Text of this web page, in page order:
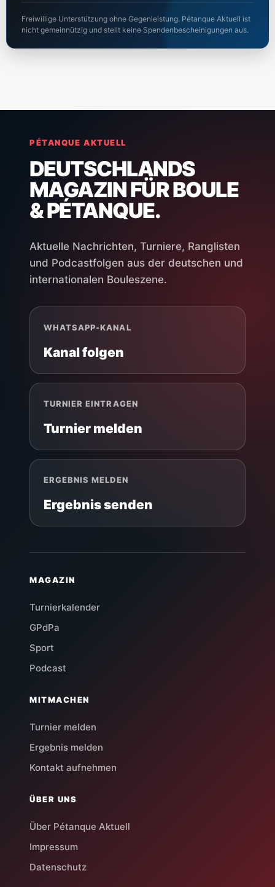
Freiwillige Unterstützung ohne Gegenleistung. Pétanque Aktuell ist
nicht gemeinnützig und stellt keine Spendenbescheinigungen aus.
PÉTANQUE AKTUELL
DEUTSCHLANDS
MAGAZIN FÜR BOULE
& PÉTANQUE.
Aktuelle Nachrichten, Turniere, Ranglisten
und Podcastfolgen aus der deutschen und
internationalen Bouleszene.
WHATSAPP-KANAL
Kanal folgen
TURNIER EINTRAGEN
Turnier melden
ERGEBNIS MELDEN
Ergebnis senden
MAGAZIN
Turnierkalender
GPdPa
Sport
Podcast
MITMACHEN
Turnier melden
Ergebnis melden
Kontakt aufnehmen
ÜBER UNS
Über Pétanque Aktuell
Impressum
Datenschutz